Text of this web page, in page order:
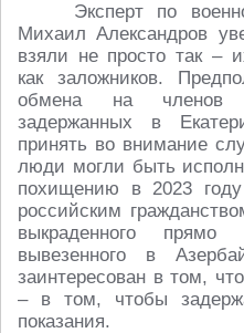
Эксперт по
Михаил Александров
взяли не просто так –
как заложников.
обмена на членов
задержанных в
принять во внимание
люди могли быть
похищению в 2023
российским
выкраденного
вывезенного в
заинтересован в том,
– в том, чтобы
показания.